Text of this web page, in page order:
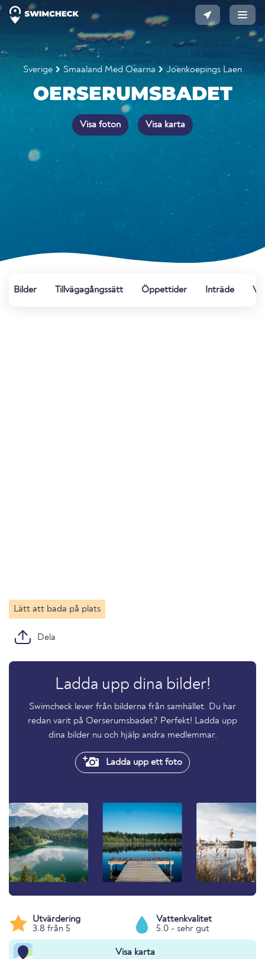
Sverige Smaaland Med Oearna Joenkoepings Laen
OERSERUMSBADET
Visa foton Visa karta
Bilder Tillvägagångssätt Öppettider Inträde
Lätt att bada på plats
Dela
Ladda upp dina bilder!
Swimcheck lever från bilderna från samhället. Du har
redan varit på Oerserumsbadet? Perfekt! Ladda upp
dina bilder nu och hjälp andra medlemmar.
Ladda upp ett foto
Utvärdering
3.8 från 5
Vattenkvalitet
5.0 - sehr gut
Visa karta